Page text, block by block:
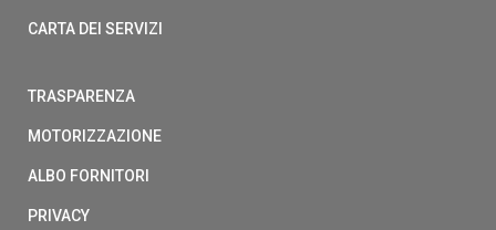
CARTA DEI SERVIZI
TRASPARENZA
MOTORIZZAZIONE
ALBO FORNITORI
PRIVACY